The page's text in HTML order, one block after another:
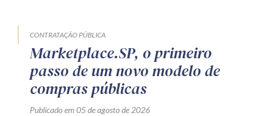
CONTRATAÇÃO PÚBLICA
Marketplace.SP, o primeiro
passo de um novo modelo de
compras públicas
Publicado em 05 de agosto de 2026